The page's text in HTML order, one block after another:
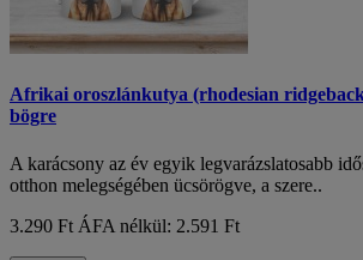
Afrikai oroszlánkutya (rhodesian
bögre
A karácsony az év egyik legvarázslatosabb
otthon melegségében ücsörögve, a szere..
3.290 Ft ÁFA nélkül: 2.591 Ft